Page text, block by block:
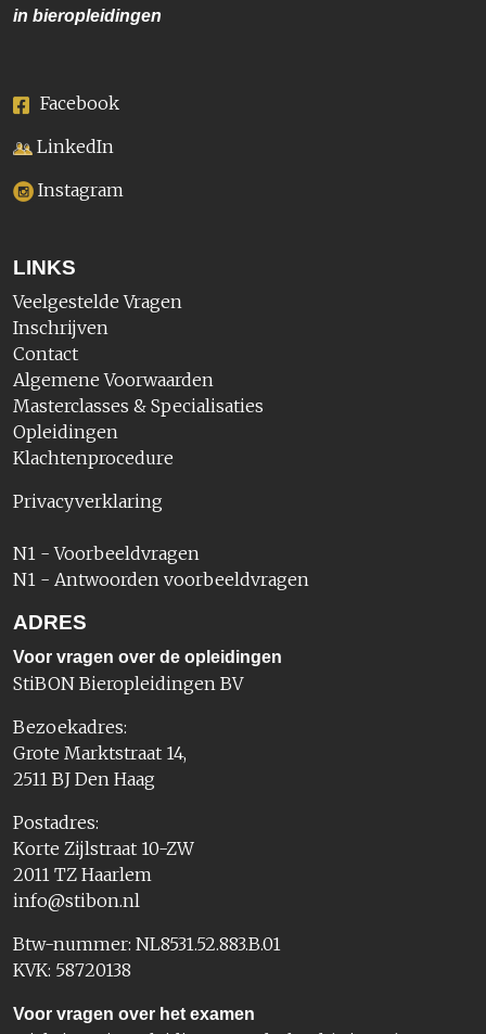
in bieropleidingen
Facebook
LinkedIn
Instagram
LINKS
Veelgestelde Vragen
Inschrijven
Contact
Algemene Voorwaarden
Masterclasses & Specialisaties
Opleidingen
Klachtenprocedure
Privacyverklaring
N1 - Voorbeeldvragen
N1 - Antwoorden voorbeeldvragen
ADRES
Voor vragen over de opleidingen
StiBON Bieropleidingen BV
Bezoekadres:
Grote Marktstraat 14,
2511 BJ Den Haag
Postadres:
Korte Zijlstraat 10-ZW
2011 TZ Haarlem
info@stibon.nl
Btw-nummer: NL8531.52.883.B.01
KVK: 58720138
Voor vragen over het examen